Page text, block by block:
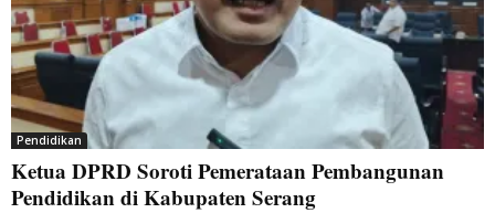
Pendidikan
Ketua DPRD Soroti Pemerataan Pembangunan
Pendidikan di Kabupaten Serang